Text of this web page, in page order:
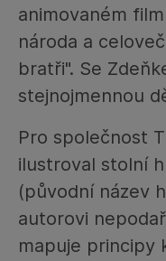
animovaném
národa a
bratři". Se
stejnojmennou
Pro společnost
ilustroval stolní
(původní název
autorovi
mapuje principy